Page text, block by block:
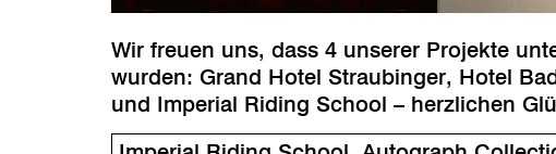
Wir freuen uns, dass 4 unserer Projekte
wurden: Grand Hotel Straubinger, Hotel
und Imperial Riding School – herzlichen